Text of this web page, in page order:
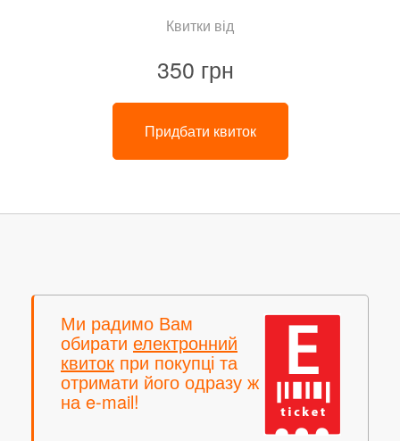
Квитки від
350 грн
Придбати квиток
Ми радимо Вам
обирати електронний
квиток при покупці та
отримати його одразу ж
на e-mail!